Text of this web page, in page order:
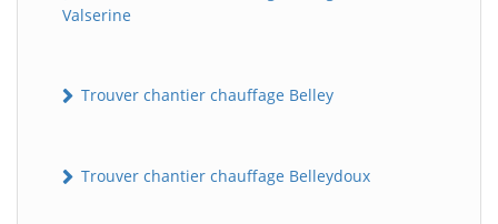
Valserine
Trouver chantier chauffage Belley
Trouver chantier chauffage Belleydoux